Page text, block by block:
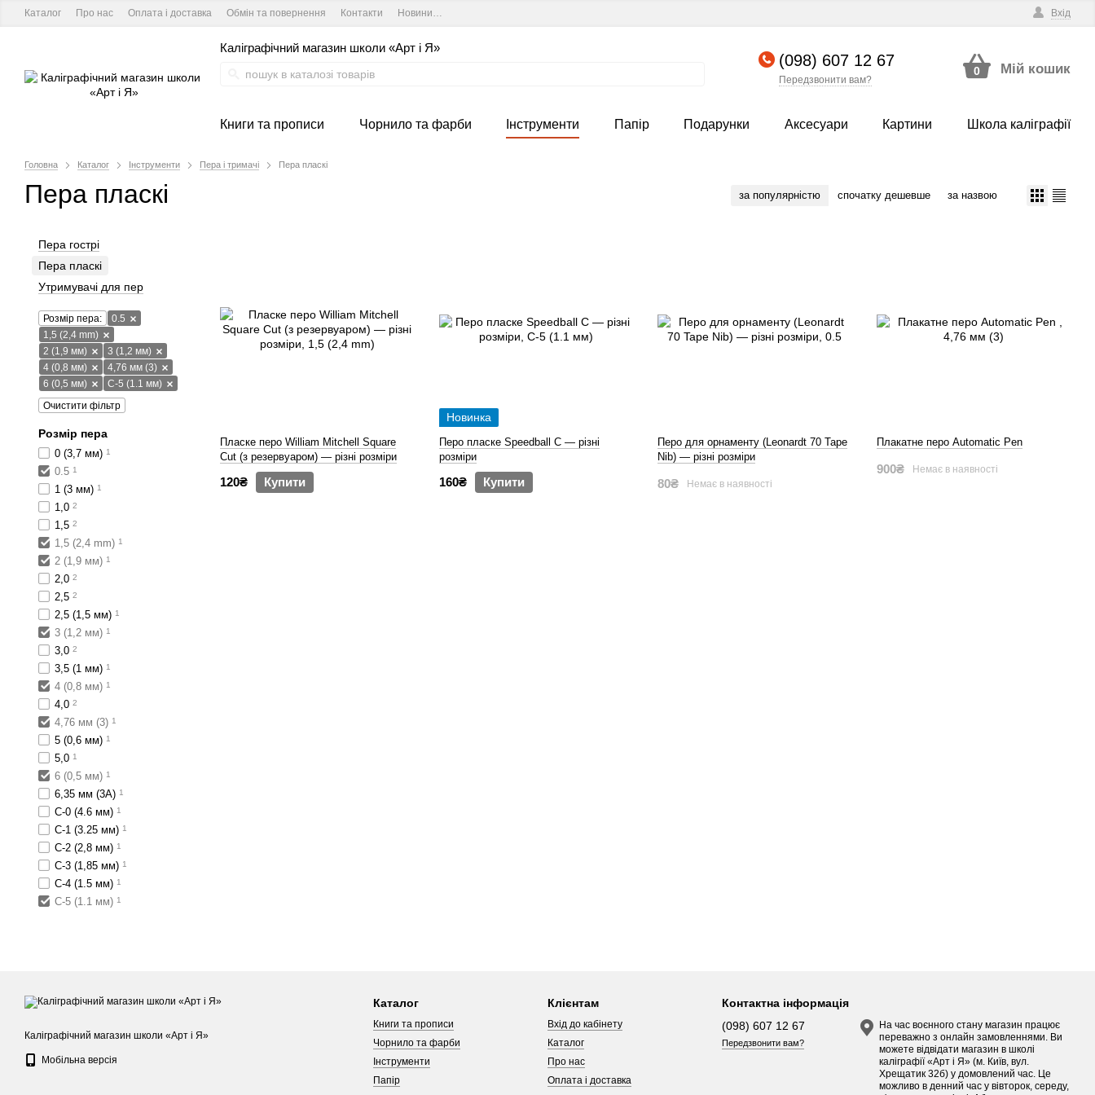
Каталог Про нас Оплата і доставка Обмін та повернення Контакти Новини та курси студії Вхід
Каліграфічний магазин школи «Арт і Я»
(098) 607 12 67
Передзвонити вам?
0 Мій кошик
Книги та прописи Чорнило та фарби Інструменти Папір Подарунки Аксесуари Картини Школа каліграфії
Головна Каталог Інструменти Пера і тримачі Пера пласкі
Пера пласкі за популярністю спочатку дешевше за назвою
Пласке перо William Mitchell Square
Cut (з резервуаром) — різні розміри
120₴ Купити
Новинка
Перо пласке Speedball C — різні
розміри
160₴ Купити
Перо для орнаменту (Leonardt 70 Tape
Nib) — різні розміри
80₴ Немає в наявності
Плакатне перо Automatic Pen
900₴ Немає в наявності
Пера гострі
Пера пласкі
Утримувачі для пер
Розмір пера:
0.5
1,5 (2,4 mm)
2 (1,9 мм)
3 (1,2 мм)
4 (0,8 мм)
4,76 мм (3)
6 (0,5 мм)
C-5 (1.1 мм)
Очистити фільтр
Розмір пера
0 (3,7 мм) 1
0.5 1
1 (3 мм) 1
1,0 2
1,5 2
1,5 (2,4 mm) 1
2 (1,9 мм) 1
2,0 2
2,5 2
2,5 (1,5 мм) 1
3 (1,2 мм) 1
3,0 2
3,5 (1 мм) 1
4 (0,8 мм) 1
4,0 2
4,76 мм (3) 1
5 (0,6 мм) 1
5,0 1
6 (0,5 мм) 1
6,35 мм (3А) 1
C-0 (4.6 мм) 1
C-1 (3.25 мм) 1
C-2 (2,8 мм) 1
C-3 (1,85 мм) 1
C-4 (1.5 мм) 1
C-5 (1.1 мм) 1
Каліграфічний магазин школи «Арт і Я»
Мобільна версія
Каталог
Книги та прописи
Чорнило та фарби
Інструменти
Папір
Клієнтам
Вхід до кабінету
Каталог
Про нас
Оплата і доставка
Контактна інформація
(098) 607 12 67
Передзвонити вам?
На час воєнного стану магазин працює
переважно з онлайн замовленнями. Ви
можете відвідати магазин в школі
каліграфії «Арт і Я» (м. Київ, вул.
Хрещатик 32б) у домовлений час. Це
можливо в денний час у вівторок, середу,